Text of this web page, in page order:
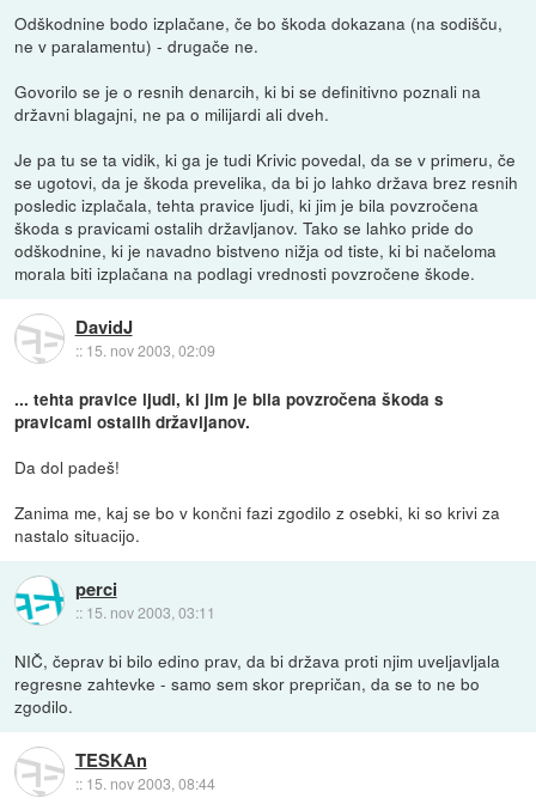
Odškodnine bodo izplačane, če bo škoda dokazana (na sodišču,
ne v paralamentu) - drugače ne.
Govorilo se je o resnih denarcih, ki bi se definitivno poznali na
državni blagajni, ne pa o milijardi ali dveh.
Je pa tu se ta vidik, ki ga je tudi Krivic povedal, da se v primeru, če
se ugotovi, da je škoda prevelika, da bi jo lahko država brez resnih
posledic izplačala, tehta pravice ljudi, ki jim je bila povzročena
škoda s pravicami ostalih državljanov. Tako se lahko pride do
odškodnine, ki je navadno bistveno nižja od tiste, ki bi načeloma
morala biti izplačana na podlagi vrednosti povzročene škode.
DavidJ
:: 15. nov 2003, 02:09
... tehta pravice ljudi, ki jim je bila povzročena škoda s
pravicami ostalih državljanov.
Da dol padeš!
Zanima me, kaj se bo v končni fazi zgodilo z osebki, ki so krivi za
nastalo situacijo.
perci
:: 15. nov 2003, 03:11
NIČ, čeprav bi bilo edino prav, da bi država proti njim uveljavljala
regresne zahtevke - samo sem skor prepričan, da se to ne bo
zgodilo.
TESKAn
:: 15. nov 2003, 08:44